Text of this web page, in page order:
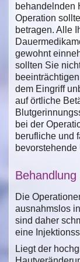
behandelnden
Operation
betragen. Alle
gewohnt
sollten Sie
dem Eingriff
auf örtliche
bei der
berufliche und
bevorstehende
Behandlung
Die
ausnahmslos
sind daher
eine
Liegt der